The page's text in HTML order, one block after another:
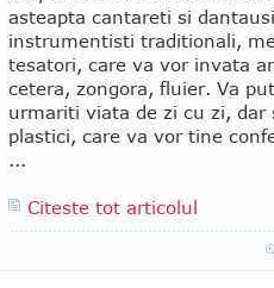
asteapta cantareti si
instrumentisti traditionali,
tesatori, care va vor invata
cetera, zongora, fluier. Va
urmariti viata de zi cu zi,
plastici, care va vor tine
...
Citeste tot articolul